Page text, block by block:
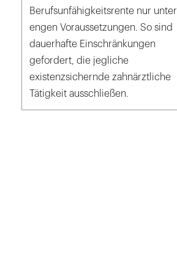
Berufsunfähigkeitsrente nur unter
engen Voraussetzungen. So sind
dauerhafte Einschränkungen
gefordert, die jegliche
existenzsichernde zahnärztliche
Tätigkeit ausschließen.